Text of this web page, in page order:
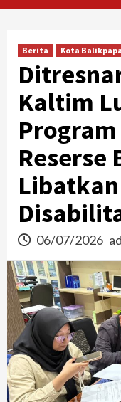
Berita Kota
Kaltim
Reserse
06/07/2026